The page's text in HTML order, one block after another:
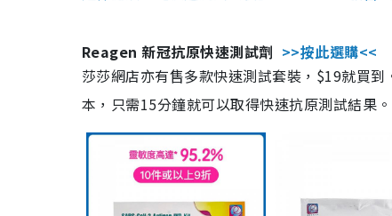
Reagen 新冠抗原快速測試劑 >>按此選購<<
莎莎網店亦有售多款快速測試套裝，$19就買
本，只需15分鐘就可以取得快速抗原測試結果